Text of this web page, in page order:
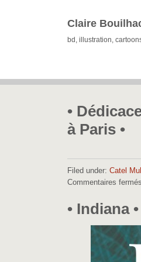
Claire
bd, illustration,
•
à Paris •
Filed under: Catel
Commentaires fermés
• Indiana •